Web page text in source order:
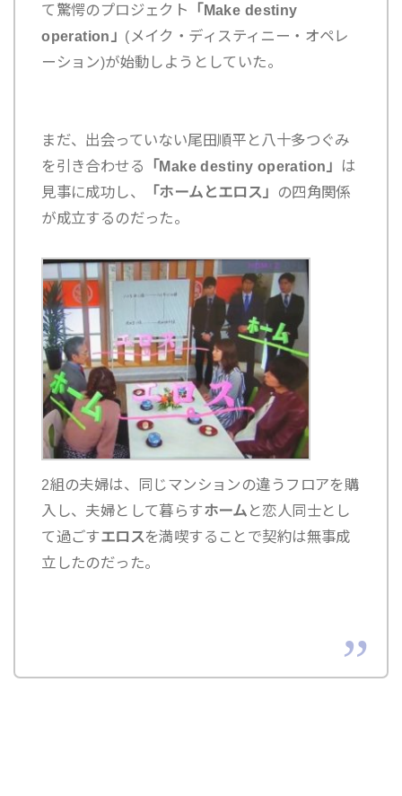
て驚愕のプロジェクト
「Make destiny
operation」 (メイク・ディスティニー・オペレ
ーション)が始動しようとしていた。
まだ、出会っていない尾田順平と八十多つぐみ
を引き合わせる
「Make destiny operation」
は
見事に成功し、
「ホームとエロス」
の四角関係
が成立するのだった。
2組の夫婦は、同じマンションの違うフロアを購
入し、夫婦として暮らすホーム と恋人同士とし
て過ごすエロスを満喫することで契約は無事成
立したのだった。